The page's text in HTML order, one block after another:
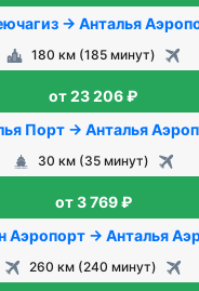
→ Анталья
180 км (185 минут)
от 23 206 ₽
Порт → Анталья
30 км (35 минут)
от 3 769 ₽
Аэропорт → Анталья
260 км (240 минут)